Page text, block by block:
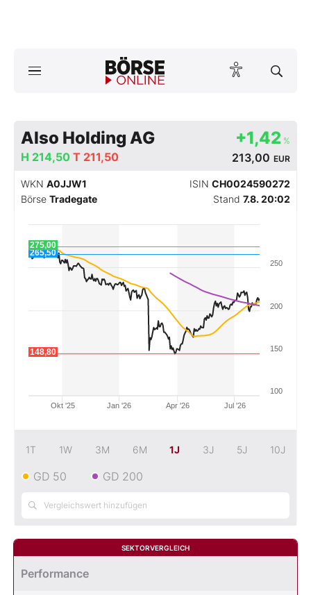
ktuelle Ausgabe BÖRSE ONLINE lesen
News
Anlageprodukte
Finanz-Check
BO-Musterdepots
Kontakt
Also Holding AG +1,42 %
213,00 EUR
H 214,50 T 211,50
WKN A0JJW1 ISIN CH0024590272
Börse Tradegate Stand 7.8. 20:02
Jan '26 Jul '26
Okt '25 Apr '26
100
150
200
250
265,50
148,80
275,00
1T 1W 3M 6M 1J 3J 5J 10J
GD 50 GD 200
SEKTORVERGLEICH
Performance